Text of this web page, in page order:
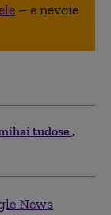
– e nevoie
tudose
News